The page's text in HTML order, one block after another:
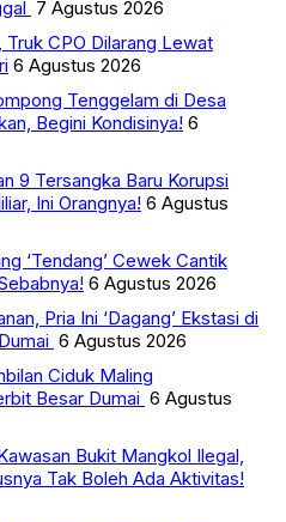
7 Agustus 2026
Truk CPO Dilarang Lewat
6 Agustus 2026
Tenggelam di Desa
Begini Kondisinya! 6
9 Tersangka Baru Korupsi
Ini Orangnya! 6 Agustus
‘Tendang’ Cewek Cantik
6 Agustus 2026
Pria Ini ‘Dagang’ Ekstasi di
6 Agustus 2026
Ciduk Maling
Besar Dumai 6 Agustus
Bukit Mangkol Ilegal,
Tak Boleh Ada Aktivitas!